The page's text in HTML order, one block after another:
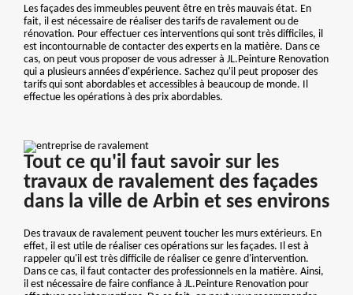
Les façades des immeubles peuvent être en très mauvais état. En
fait, il est nécessaire de réaliser des tarifs de ravalement ou de
rénovation. Pour effectuer ces interventions qui sont très difficiles, il
est incontournable de contacter des experts en la matière. Dans ce
cas, on peut vous proposer de vous adresser à JL.Peinture Renovation
qui a plusieurs années d'expérience. Sachez qu'il peut proposer des
tarifs qui sont abordables et accessibles à beaucoup de monde. Il
effectue les opérations à des prix abordables.
Tout ce qu'il faut savoir sur les
travaux de ravalement des façades
dans la ville de Arbin et ses environs
Des travaux de ravalement peuvent toucher les murs extérieurs. En
effet, il est utile de réaliser ces opérations sur les façades. Il est à
rappeler qu'il est très difficile de réaliser ce genre d'intervention.
Dans ce cas, il faut contacter des professionnels en la matière. Ainsi,
il est nécessaire de faire confiance à JL.Peinture Renovation pour